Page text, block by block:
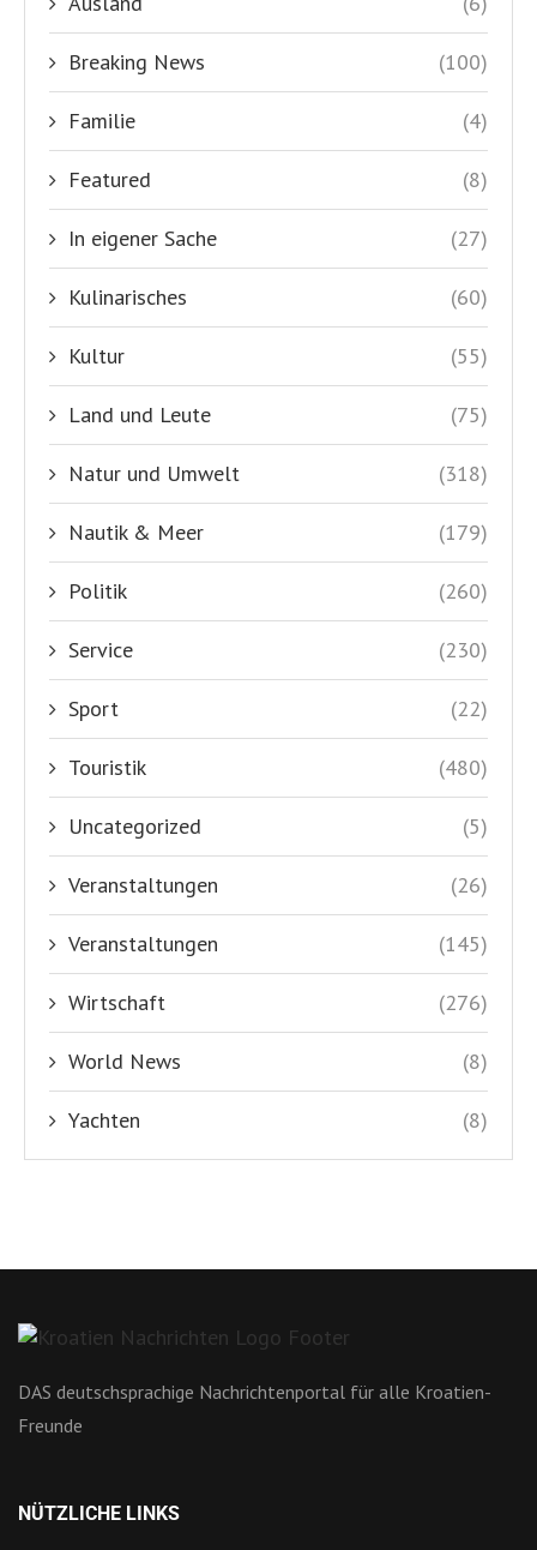
Breaking News (100)
Familie (4)
Featured (8)
In eigener Sache (27)
Kulinarisches (60)
Kultur (55)
Land und Leute (75)
Natur und Umwelt (318)
Nautik & Meer (179)
Politik (260)
Service (230)
Sport (22)
Touristik (480)
Uncategorized (5)
Veranstaltungen (26)
Veranstaltungen (145)
Wirtschaft (276)
World News (8)
Yachten (8)
DAS deutschsprachige Nachrichtenportal für alle Kroatien-
Freunde
NÜTZLICHE LINKS